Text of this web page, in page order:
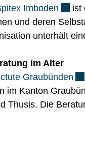
Imboden
ist
und deren
unterhält
im Alter
Graubünden
im Kanton
Thusis. Die